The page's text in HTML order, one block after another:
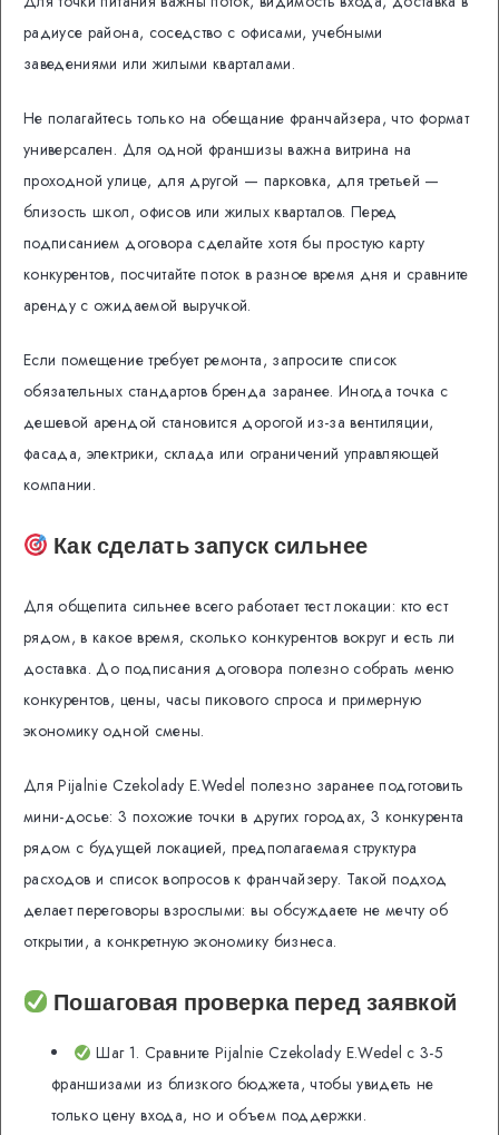
радиусе района, соседство с офисами, учебными
заведениями или жилыми кварталами.
Не полагайтесь только на обещание франчайзера, что формат
универсален. Для одной франшизы важна витрина на
проходной улице, для другой — парковка, для третьей —
близость школ, офисов или жилых кварталов. Перед
подписанием договора сделайте хотя бы простую карту
конкурентов, посчитайте поток в разное время дня и сравните
аренду с ожидаемой выручкой.
Если помещение требует ремонта, запросите список
обязательных стандартов бренда заранее. Иногда точка с
дешевой арендой становится дорогой из-за вентиляции,
фасада, электрики, склада или ограничений управляющей
компании.
Как сделать запуск сильнее
Для общепита сильнее всего работает тест локации: кто ест
рядом, в какое время, сколько конкурентов вокруг и есть ли
доставка. До подписания договора полезно собрать меню
конкурентов, цены, часы пикового спроса и примерную
экономику одной смены.
Для Pijalnie Czekolady E.Wedel полезно заранее подготовить
мини-досье: 3 похожие точки в других городах, 3 конкурента
рядом с будущей локацией, предполагаемая структура
расходов и список вопросов к франчайзеру. Такой подход
делает переговоры взрослыми: вы обсуждаете не мечту об
открытии, а конкретную экономику бизнеса.
Пошаговая проверка перед заявкой
Шаг 1. Сравните Pijalnie Czekolady E.Wedel с 3-5
франшизами из близкого бюджета, чтобы увидеть не
только цену входа, но и объем поддержки.